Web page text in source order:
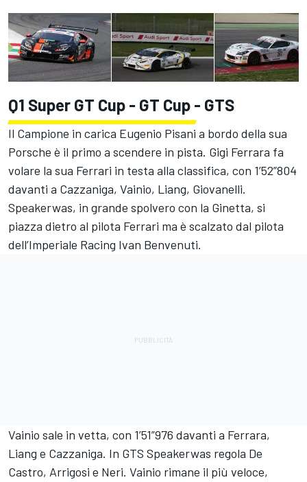
Q1 Super GT Cup - GT Cup - GTS
Il Campione in carica Eugenio Pisani a bordo della sua
Porsche è il primo a scendere in pista. Gigi Ferrara fa
volare la sua Ferrari in testa alla classifica, con 1’52”804
davanti a Cazzaniga, Vainio, Liang, Giovanelli.
Speakerwas, in grande spolvero con la Ginetta, si
piazza dietro al pilota Ferrari ma è scalzato dal pilota
dell’Imperiale Racing Ivan Benvenuti.
Vainio sale in vetta, con 1’51”976 davanti a Ferrara,
Liang e Cazzaniga. In GTS Speakerwas regola De
Castro, Arrigosi e Neri. Vainio rimane il più veloce,